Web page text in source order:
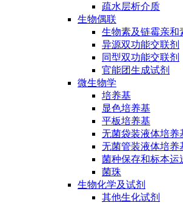
疏水层析介质
生物偶联
生物素及链霉亲和
异源双功能交联剂
同型双功能交联剂
官能团生成试剂
微生物学
培养基
显色培养基
平板培养基
无菌袋装液体培养
无菌管装液体培养
菌种保存和标本运
菌珠
生物化学及试剂
其他生化试剂